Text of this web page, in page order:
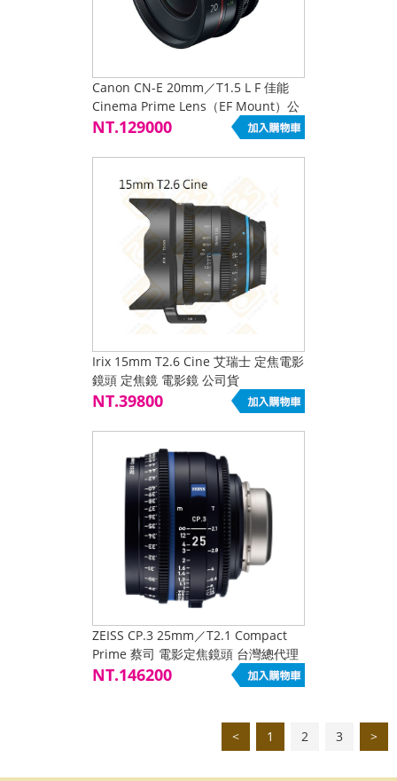
Canon CN-E 20mm／T1.5 L F 佳能
Cinema Prime Lens（EF Mount）公
司貨
NT.129000
Irix 15mm T2.6 Cine 艾瑞士 定焦電影
鏡頭 定焦鏡 電影鏡 公司貨
NT.39800
ZEISS CP.3 25mm／T2.1 Compact
Prime 蔡司 電影定焦鏡頭 台灣總代理
公司貨 鏡頭接口 EF,MFT,F,PL,E Mount
NT.146200
< 1 2 3 >